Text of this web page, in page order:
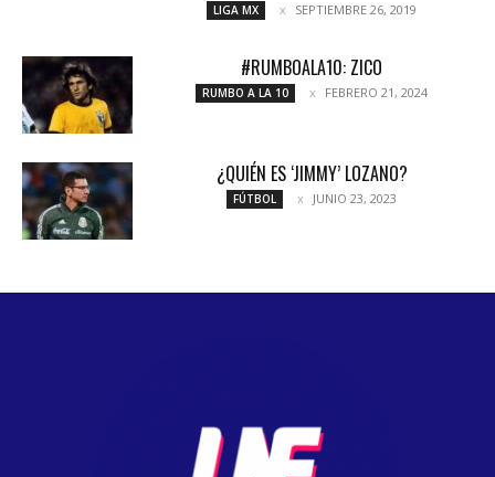
LIGA MX SEPTIEMBRE 26, 2019
#RUMBOALA10: ZICO
RUMBO A LA 10 FEBRERO 21, 2024
¿QUIÉN ES ‘JIMMY’ LOZANO?
FÚTBOL JUNIO 23, 2023